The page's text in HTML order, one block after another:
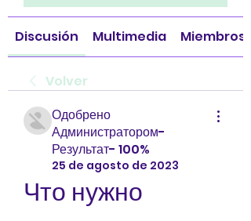
Discusión Multimedia Miembros
Volver
Одобрено
Администратором-
Результат- 100%
25 de agosto de 2023
Что нужно